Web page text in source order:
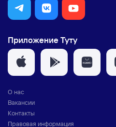
Приложение Туту
О нас
Вакансии
Контакты
Правовая информация